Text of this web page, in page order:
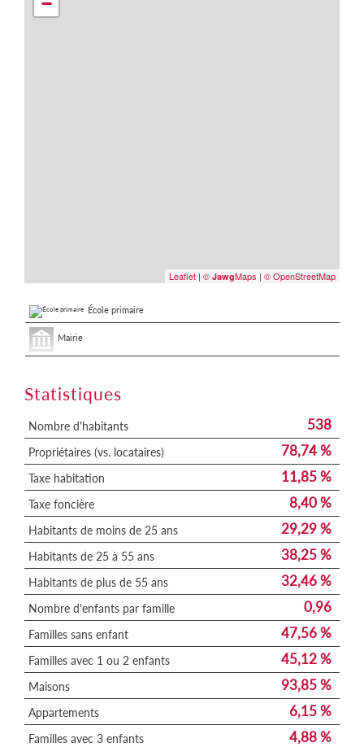
Leaflet | © JawgMaps | © OpenStreetMap
École primaire
Mairie
Statistiques
Nombre d'habitants 538
Propriétaires (vs. locataires) 78,74 %
Taxe habitation 11,85 %
Taxe foncière 8,40 %
Habitants de moins de 25 ans 29,29 %
Habitants de 25 à 55 ans 38,25 %
Habitants de plus de 55 ans 32,46 %
Nombre d'enfants par famille 0,96
Familles sans enfant 47,56 %
Familles avec 1 ou 2 enfants 45,12 %
Maisons 93,85 %
Appartements 6,15 %
Familles avec 3 enfants 4,88 %